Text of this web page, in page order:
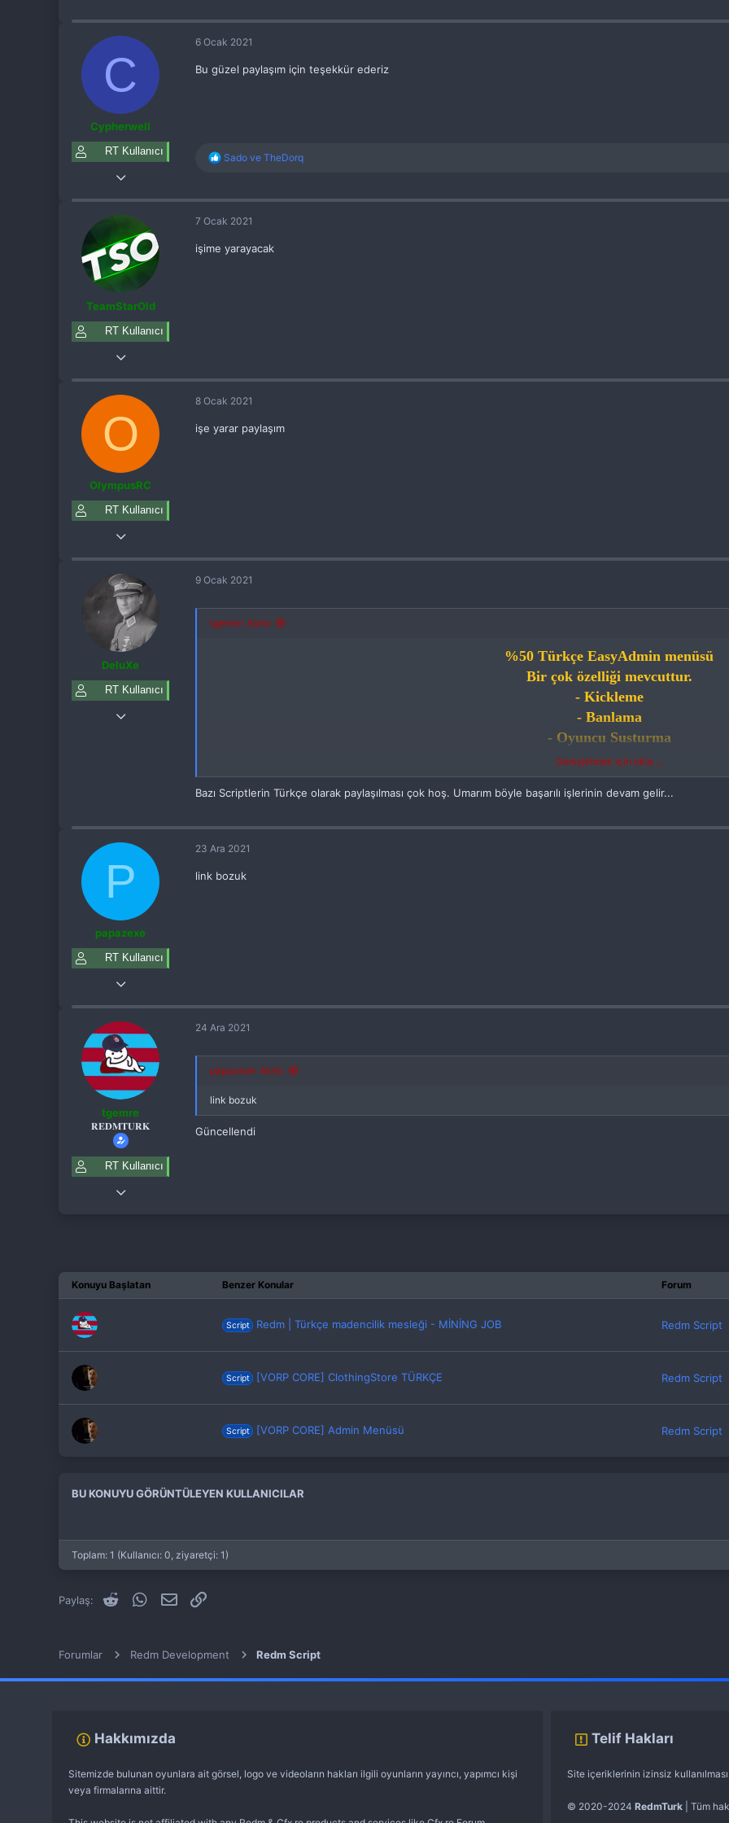
l
r
C
Cypherwell
RT Kullanıcı
6 Ocak 2021
2
6 Ocak 2021
Bu güzel paylaşım için teşekkür ederiz
T
k
l
r
Sado ve TheDorq
TeamStarOld
RT Kullanıcı
7 Ocak 2021
20
38
23
7 Ocak 2021
işime yarayacak
O
OlympusRC
RT Kullanıcı
7 Ocak 2021
9
8 Ocak 2021
işe yarar paylaşım
DeluXe
RT Kullanıcı
6 Ocak 2021
9 Ocak 2021
tgemre' Alıntı:
%50 Türkçe EasyAdmin menüsü
Bir çok özelliği mevcuttur.
- Kickleme
- Banlama
- Oyuncu Susturma
- Oyuncu Tokatlama
- Oyuncu Dondurma
- Teleport Sistemi
Linkleri görebilmek için
Giriş yap
Genişletmek için tıkla ...
Bazı Scriptlerin Türkçe olarak paylaşılması çok hoş. Umarım böyle başarılı işlerinin devam gelir...
P
papazexe
RT Kullanıcı
8 Ara 2021
3
36
23 Ara 2021
link bozuk
tgemre
𝐑𝐄𝐃𝐌𝐓𝐔𝐑𝐊
RT Kullanıcı
6 Ocak 2021
24 Ara 2021
papazexe' Alıntı:
link bozuk
Güncellendi
Konuyu Başlatan Benzer Konular Forum
Script Redm | Türkçe madencilik mesleği - MİNİNG JOB Redm Script
Script [VORP CORE] ClothingStore TÜRKÇE Redm Script
Script [VORP CORE] Admin Menüsü Redm Script
BU KONUYU GÖRÜNTÜLEYEN KULLANICILAR
Toplam: 1 (Kullanıcı: 0, ziyaretçi: 1)
Paylaş: RedditWhatsApp
E-postaLink
Forumlar Redm Development Redm Script
Hakkımızda
Sitemizde bulunan oyunlara ait görsel, logo ve videoların hakları ilgili oyunların yayıncı, yapımcı kişi
veya firmalarına aittir.
Telif Hakları
Site içeriklerinin izinsiz
© 2020-2024 RedmTurk | Tüm